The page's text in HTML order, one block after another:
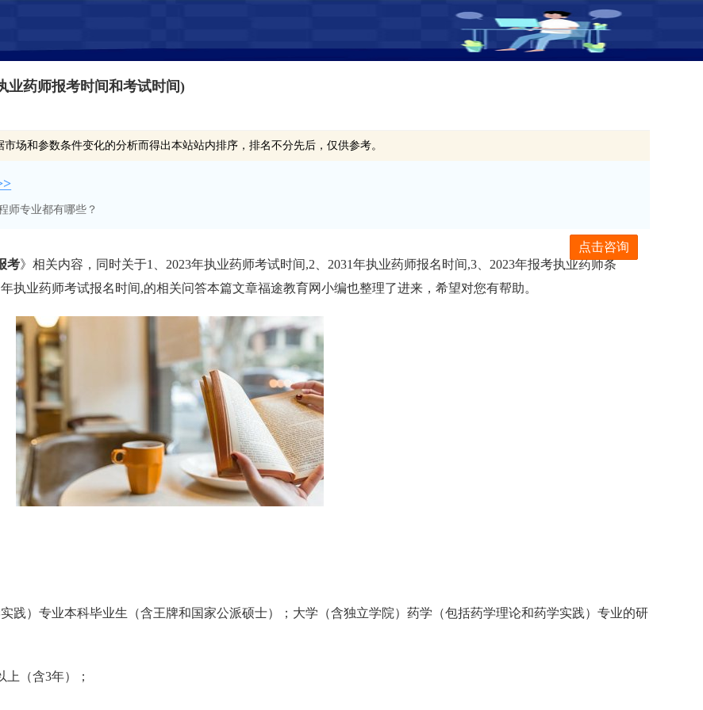
业药师报考时间和考试时间)
场和参数条件变化的分析而得出本站站内排序，排名不分先后，仅供参考。
师专业都有哪些？
点击咨询
考》相关内容，同时关于1、2023年执业药师考试时间,2、2031年执业药师报名时间,3、2023年报考执业药师条
执业药师考试报名时间,的相关问答本篇文章福途教育网小编也整理了进来，希望对您有帮助。
践）专业本科毕业生（含王牌和国家公派硕士）；大学（含独立学院）药学（包括药学理论和药学实践）专业的研
（含3年）；